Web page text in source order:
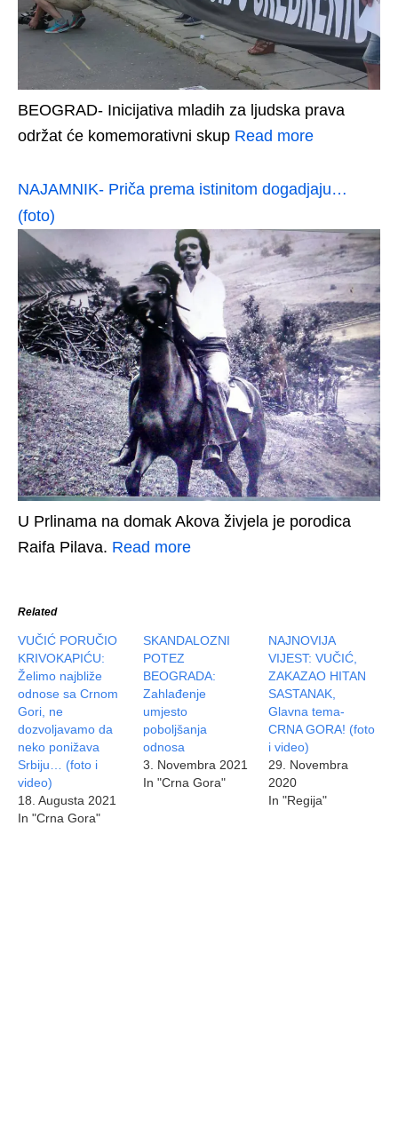
BEOGRAD- Inicijativa mladih za ljudska prava
održat će komemorativni skup Read more
NAJAMNIK- Priča prema istinitom dogadjaju…
(foto)
U Prlinama na domak Akova živjela je porodica
Raifa Pilava. Read more
Related
VUČIĆ PORUČIO
KRIVOKAPIĆU:
Želimo najbliže
odnose sa Crnom
Gori, ne
dozvoljavamo da
neko ponižava
Srbiju… (foto i
video)
18. Augusta 2021
In "Crna Gora"
SKANDALOZNI
POTEZ
BEOGRADA:
Zahlađenje
umjesto
poboljšanja
odnosa
3. Novembra 2021
In "Crna Gora"
NAJNOVIJA
VIJEST: VUČIĆ,
ZAKAZAO HITAN
SASTANAK,
Glavna tema-
CRNA GORA! (foto
i video)
29. Novembra
2020
In "Regija"